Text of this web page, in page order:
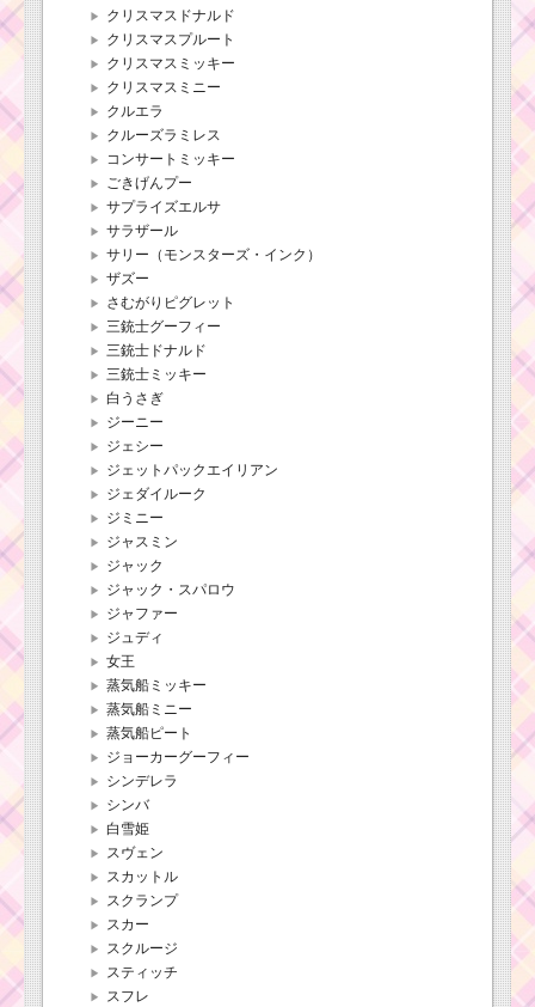
クリスマスドナルド
クリスマスプルート
クリスマスミッキー
クリスマスミニー
クルエラ
クルーズラミレス
コンサートミッキー
ごきげんプー
サプライズエルサ
サラザール
サリー（モンスターズ・インク）
ザズー
さむがりピグレット
三銃士グーフィー
三銃士ドナルド
三銃士ミッキー
白うさぎ
ジーニー
ジェシー
ジェットパックエイリアン
ジェダイルーク
ジミニー
ジャスミン
ジャック
ジャック・スパロウ
ジャファー
ジュディ
女王
蒸気船ミッキー
蒸気船ミニー
蒸気船ピート
ジョーカーグーフィー
シンデレラ
シンバ
白雪姫
スヴェン
スカットル
スクランプ
スカー
スクルージ
スティッチ
スフレ